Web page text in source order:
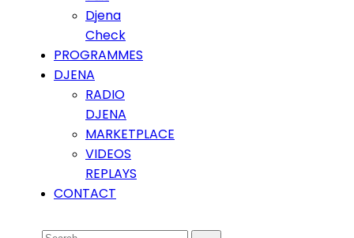
Djena
Check
PROGRAMMES
DJENA
RADIO
DJENA
MARKETPLACE
VIDEOS
REPLAYS
CONTACT